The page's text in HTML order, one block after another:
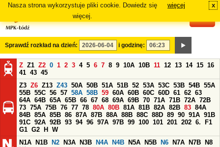
Nasza strona wykorzystuje pliki cookie. Dowiedz się
więcej.
więcej x
Sprawdź rozkład na dzień: i godzinę:
Z Z1 Z2 0 1 2 3 4 5 6 7 8 9 10A 10B 11 12 13 14 15 16
41 43 45
Z3 Z6 Z13 Z43 50A 50B 51A 51B 52 53A 53C 53B 54B 55A
55B 55C 56 57 58A 58B 59 60A 60B 60C 60D 61 62 63
64A 64B 65A 65B 66 67 68 69A 69B 70 71A 71B 72A 72B
73 75A 75B 76 77 78 80A 80B 81A 81B 82A 82B 83 84A
84B 85A 85B 86 87A 87B 88A 88B 88C 88D 89 90 91A 91B
91C 92A 92B 93 94 96 97A 97B 99 100 101 201 202 6.
F1
G1 G2 H
W
N1A
N1B N2 N3A N3B N4A N4B N5A N5B N6 N7A N7B
N8